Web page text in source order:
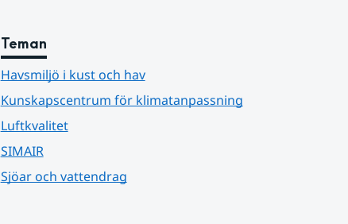
Teman
Havsmiljö i kust och hav
Kunskapscentrum för klimatanpassning
Luftkvalitet
SIMAIR
Sjöar och vattendrag